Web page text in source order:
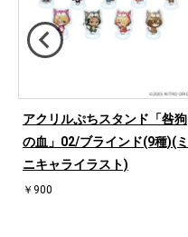
アクリルぷちスタンド「咎狗
の血」02/ブラインド(9種)(ミ
ニキャライラスト)
￥900